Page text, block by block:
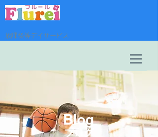
放課後等デイサービス
​Blog
​ブログ